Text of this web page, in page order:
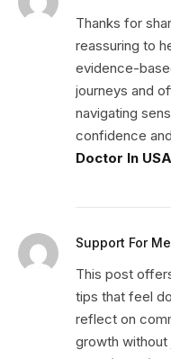
Thanks for
reassuring to
evidence-
journeys and
navigating
confidence
Doctor In USA
Support For
This post
tips that feel
reflect on
growth without